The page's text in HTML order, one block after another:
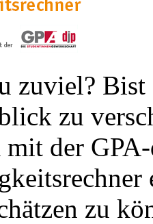
zuviel?
zu
mit der
zu